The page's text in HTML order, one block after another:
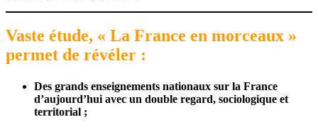
Vaste étude, « La France en morceaux »
permet de révéler :
Des grands enseignements nationaux sur la France
d’aujourd’hui avec un double regard, sociologique et
territorial ;